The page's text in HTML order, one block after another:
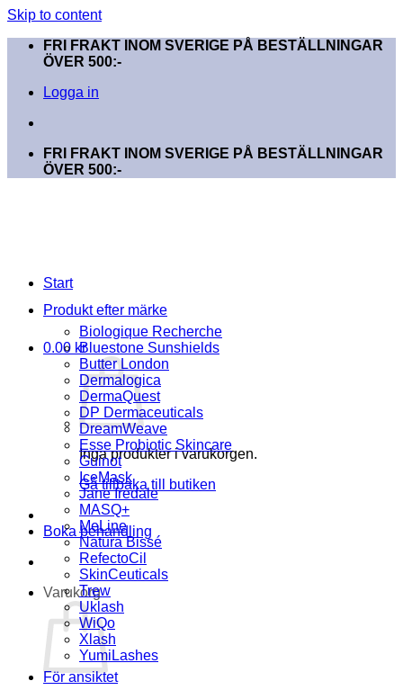
Skip to content
FRI FRAKT INOM SVERIGE PÅ BESTÄLLNINGAR
ÖVER 500:-
Logga in
FRI FRAKT INOM SVERIGE PÅ BESTÄLLNINGAR
ÖVER 500:-
0.00 kr
Inga produkter i varukorgen.
Gå tillbaka till butiken
Boka behandling
Varukorg
Start
Produkt efter märke
Biologique Recherche
Bluestone Sunshields
Butter London
Dermalogica
DermaQuest
DP Dermaceuticals
DreamWeave
Esse Probiotic Skincare
Guinot
IceMask
Jane Iredale
MASQ+
MeLine
Natura Bissé
RefectoCil
SkinCeuticals
Trew
Uklash
WiQo
Xlash
YumiLashes
För ansiktet